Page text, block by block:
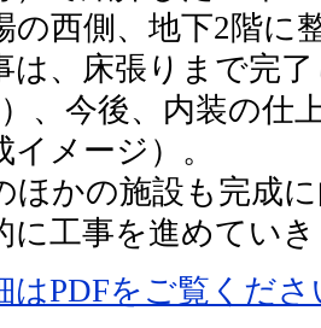
の西側、地下2階に
、床張りまで完了
）、今後、内装の
イメージ）。
かの施設も完成
に工事を進めてい
PDFをご覧くださ